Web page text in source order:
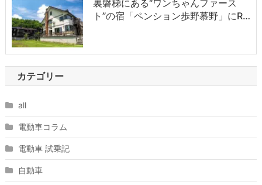
裏磐梯にある“ワンちゃんファース
ト”の宿「ペンション歩野慕野」にR…
カテゴリー
all
電動車コラム
電動車 試乗記
自動車